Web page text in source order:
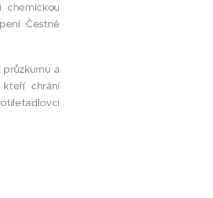
Čestné
a
chrání